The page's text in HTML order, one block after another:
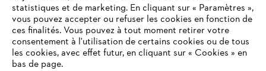
Conditions Générales de Vente
N'EST PLUS PRIS EN CHARGE
Vous utilisez un navigateur Internet que nous ne prenons plus
en charge, et certaines fonctionnalités de notre site ne
statistiques et de marketing. En cliquant sur « Paramètres »,
vous pouvez accepter ou refuser les cookies en fonction de
ces finalités. Vous pouvez à tout moment retirer votre
consentement à l'utilisation de certains cookies ou de tous
les cookies, avec effet futur, en cliquant sur « Cookies » en
bas de page.